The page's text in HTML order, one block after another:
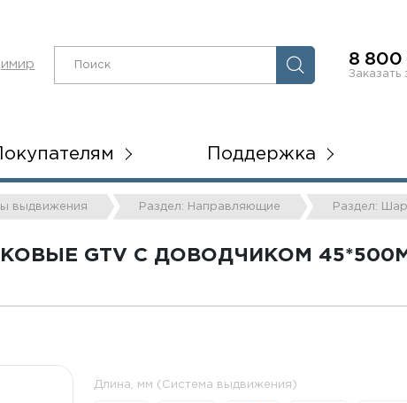
8 800
Заказать
Поддержка
выдвижения Раздел: Направляющие Раздел:
GTV С ДОВОДЧИКОМ
Длина, мм (Система выдвижения)